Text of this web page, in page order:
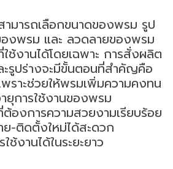
มารถเลือกขนาดของพรม รูป
งพรม และ ลวดลายของพรม
ช้งานได้โดยเฉพาะ การสั่งผลิต
รูปร่างจะมีขั้นตอนที่สำคัญคือ
ราะช่วยให้พรมเพิ่มความคงทน
ยุการใช้งานของพรม
องการความสวยงามเรียบร้อย
ย-ติดตั้งใหม่ได้สะดวก
ใช้งานได้ในระยะยาว